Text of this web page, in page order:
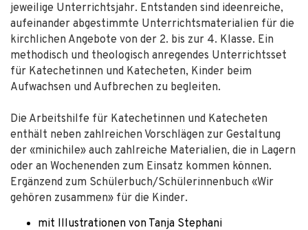
jeweilige Unterrichtsjahr. Entstanden sind ideenreiche,
aufeinander abgestimmte Unterrichtsmaterialien für die
kirchlichen Angebote von der 2. bis zur 4. Klasse. Ein
methodisch und theologisch anregendes Unterrichtsset
für Katechetinnen und Katecheten, Kinder beim
Aufwachsen und Aufbrechen zu begleiten.
Die Arbeitshilfe für Katechetinnen und Katecheten
enthält neben zahlreichen Vorschlägen zur Gestaltung
der «minichile» auch zahlreiche Materialien, die in Lagern
oder an Wochenenden zum Einsatz kommen können.
Ergänzend zum Schülerbuch/Schülerinnenbuch «Wir
gehören zusammen» für die Kinder.
mit Illustrationen von Tanja Stephani